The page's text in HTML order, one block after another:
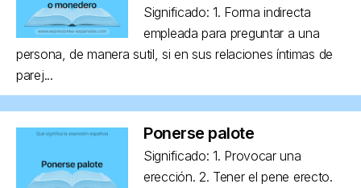
Significado: 1. Forma indirecta
empleada para preguntar a una
persona, de manera sutil, si en sus relaciones íntimas de
parej...
Ponerse palote
Significado: 1. Provocar una
erección. 2. Tener el pene erecto.